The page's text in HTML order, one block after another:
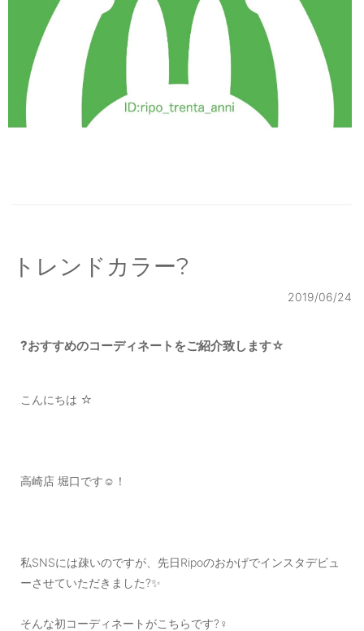
トレンドカラー?
2019/06/24
?おすすめのコーディネートをご紹介致します☆
こんにちは ☆
高崎店 堀口です☺︎！
私SNSには疎いのですが、先日Ripoのおかげでインスタデビュ
ーさせていただきました?✨
そんな初コーディネートがこちらです?‍♀️